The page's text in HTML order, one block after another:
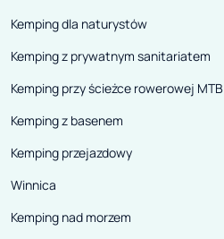
również płyt z pianki
polistyrenowej (XPS), które są
lekkie, trwałe i przyjazne dla
zasobów wykonano nie tylko
wnętrze, ale i podwozie oraz
nadwozie pojazdu.
Kemping dla naturystów
Kemping z prywatnym sanitariatem
Kemping przy ścieżce rowerowej MTB
Kemping z basenem
Kemping przejazdowy
Winnica
Kemping nad morzem